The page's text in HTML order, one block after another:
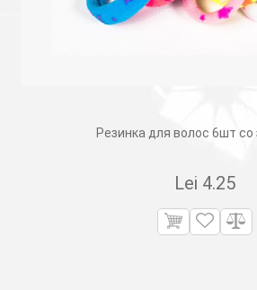
Резинка для волос 6шт со
Lei 4.25